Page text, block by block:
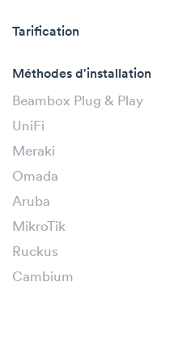
Tarification
Méthodes d'installation
Beambox Plug & Play
UniFi
Meraki
Omada
Aruba
MikroTik
Ruckus
Cambium